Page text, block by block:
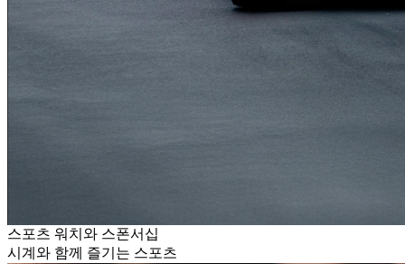
스포츠 워치와 스폰서십
시계와 함께 즐기는 스포츠